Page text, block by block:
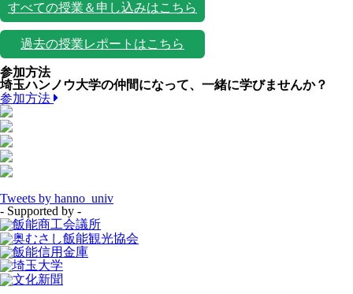
すべての授業＆申し込みはこちら
過去の授業レポートはこちら
参加方法
埼玉ハンノウ大学の仲間になって、一緒に学びませんか？
参加方法
Tweets by hanno_univ
- Supported by -